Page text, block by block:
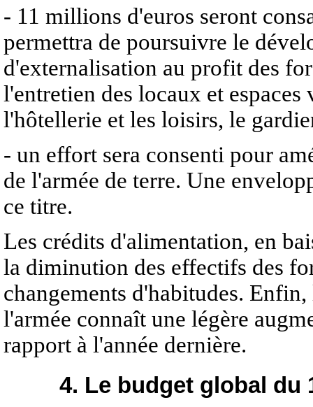
- 11 millions d'euros seront
permettra de poursuivre le
d'externalisation au profit des
l'entretien des locaux et
l'hôtellerie et les loisirs, le
- un effort sera consenti pour
de l'armée de terre. Une
ce titre.
Les crédits d'alimentation, en
la diminution des effectifs des
changements d'habitudes.
l'armée connaît une légère
rapport à l'année dernière.
4. Le budget global du